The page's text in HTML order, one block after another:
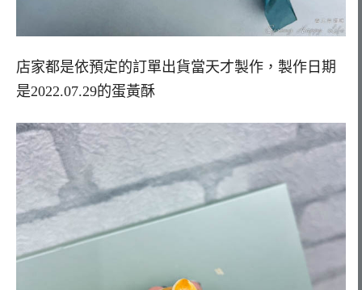
店家都是依預定的訂單出貨當天才製作，製作日期
是2022.07.29的蛋黃酥